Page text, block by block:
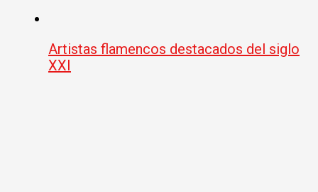
Artistas flamencos destacados del siglo
XXI